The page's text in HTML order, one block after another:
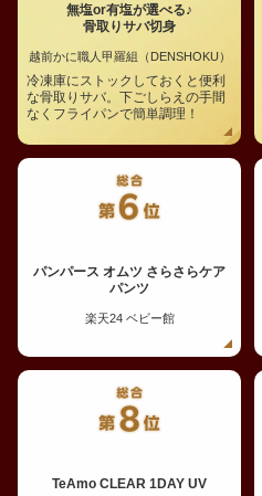
無塩or有塩が選べる♪
骨取りサバ切身
越前かに職人甲羅組（DENSHOKU）
冷凍庫にストックしておくと便利
な骨取りサバ。下ごしらえの手間
なくフライパンで簡単調理！
パンパース オムツ さらさらケア
パンツ
楽天24 ベビー館
TeAmo CLEAR 1DAY UV